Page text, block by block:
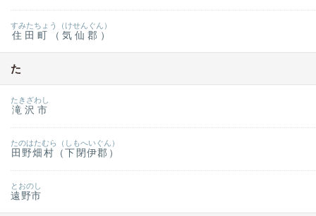
住田町（気仙郡）
すみたちょう（けせんぐん）
た
滝沢市
たきざわし
田野畑村（下閉伊郡）
たのはたむら（しもへいぐん）
遠野市
とおのし